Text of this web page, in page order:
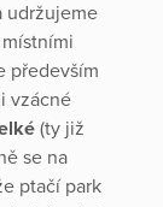
udržujeme
především
vzácné
(ty již
se na
ptačí park